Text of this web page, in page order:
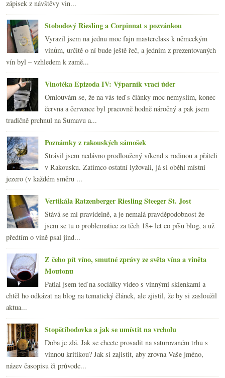
zápisek z návštěvy vin...
Stobodový Riesling a Corpinnat s pozvánkou
Vyrazil jsem na jednu moc fajn masterclass k německým
vínům, určitě o ní bude ještě řeč, a jedním z prezentovaných
vín byl – vzhledem k zamě...
Vinotéka Epizoda IV: Výparník vrací úder
Omlouvám se, že na vás teď s články moc nemyslím, konec
června a července byl pracovně hodně náročný a pak jsem
tradičně prchnul na Šumavu a...
Poznámky z rakouských sámošek
Strávil jsem nedávno prodloužený víkend s rodinou a přáteli
v Rakousku. Zatímco ostatní lyžovali, já si oběhl místní
jezero (v každém směru ...
Vertikála Ratzenberger Riesling Steeger St. Jost
Stává se mi pravidelně, a je nemalá pravděpodobnost že
jsem se tu o problematice za těch 18+ let co píšu blog, a už
předtím o víně psal jind...
Z čeho pít víno, smutné zprávy ze světa vína a viněta
Moutonu
Patlal jsem teď na sociálky video s vinnými sklenkami a
chtěl ho odkázat na blog na tematický článek, ale zjistil, že by si zasloužil
aktua...
Stopětibodovka a jak se umístit na vrcholu
Doba je zlá. Jak se chcete prosadit na saturovaném trhu s
vinnou kritikou? Jak si zajistit, aby zrovna Vaše jméno,
název časopisu či průvodc...